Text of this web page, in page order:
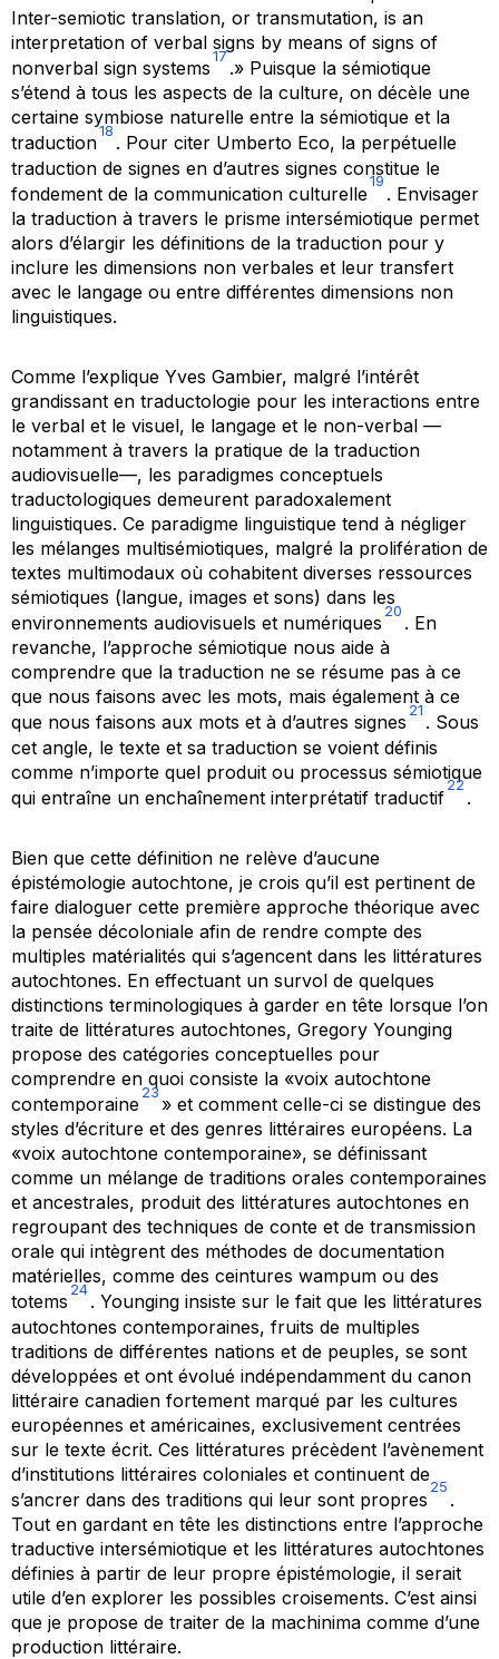
Inter-semiotic translation, or transmutation, is an
interpretation of verbal signs by means of signs of
nonverbal sign systems
17
.» Puisque la sémiotique
s’étend à tous les aspects de la culture, on décèle une
certaine symbiose naturelle entre la sémiotique et la
traduction
18
. Pour citer Umberto Eco, la perpétuelle
traduction de signes en d’autres signes constitue le
fondement de la communication culturelle
19
. Envisager
la traduction à travers le prisme intersémiotique permet
alors d’élargir les définitions de la traduction pour y
inclure les dimensions non verbales et leur transfert
avec le langage ou entre différentes dimensions non
linguistiques.
Comme l’explique Yves Gambier, malgré l’intérêt
grandissant en traductologie pour les interactions entre
le verbal et le visuel, le langage et le non-verbal —
notamment à travers la pratique de la traduction
audiovisuelle—, les paradigmes conceptuels
traductologiques demeurent paradoxalement
linguistiques. Ce paradigme linguistique tend à négliger
les mélanges multisémiotiques, malgré la prolifération de
textes multimodaux où cohabitent diverses ressources
sémiotiques (langue, images et sons) dans les
environnements audiovisuels et numériques
20
. En
revanche, l’approche sémiotique nous aide à
comprendre que la traduction ne se résume pas à ce
que nous faisons avec les mots, mais également à ce
que nous faisons aux mots et à d’autres signes
21
. Sous
cet angle, le texte et sa traduction se voient définis
comme n’importe quel produit ou processus sémiotique
qui entraîne un enchaînement interprétatif traductif
22
.
Bien que cette définition ne relève d’aucune
épistémologie autochtone, je crois qu’il est pertinent de
faire dialoguer cette première approche théorique avec
la pensée décoloniale afin de rendre compte des
multiples matérialités qui s’agencent dans les littératures
autochtones. En effectuant un survol de quelques
distinctions terminologiques à garder en tête lorsque l’on
traite de littératures autochtones, Gregory Younging
propose des catégories conceptuelles pour
comprendre en quoi consiste la «voix autochtone
contemporaine
23
» et comment celle-ci se distingue des
styles d’écriture et des genres littéraires européens. La
«voix autochtone contemporaine», se définissant
comme un mélange de traditions orales contemporaines
et ancestrales, produit des littératures autochtones en
regroupant des techniques de conte et de transmission
orale qui intègrent des méthodes de documentation
matérielles, comme des ceintures wampum ou des
totems
24
. Younging insiste sur le fait que les littératures
autochtones contemporaines, fruits de multiples
traditions de différentes nations et de peuples, se sont
développées et ont évolué indépendamment du canon
littéraire canadien fortement marqué par les cultures
européennes et américaines, exclusivement centrées
sur le texte écrit. Ces littératures précèdent l’avènement
d’institutions littéraires coloniales et continuent de
s’ancrer dans des traditions qui leur sont propres
25
.
Tout en gardant en tête les distinctions entre l’approche
traductive intersémiotique et les littératures autochtones
définies à partir de leur propre épistémologie, il serait
utile d’en explorer les possibles croisements. C’est ainsi
que je propose de traiter de la machinima comme d’une
production littéraire.